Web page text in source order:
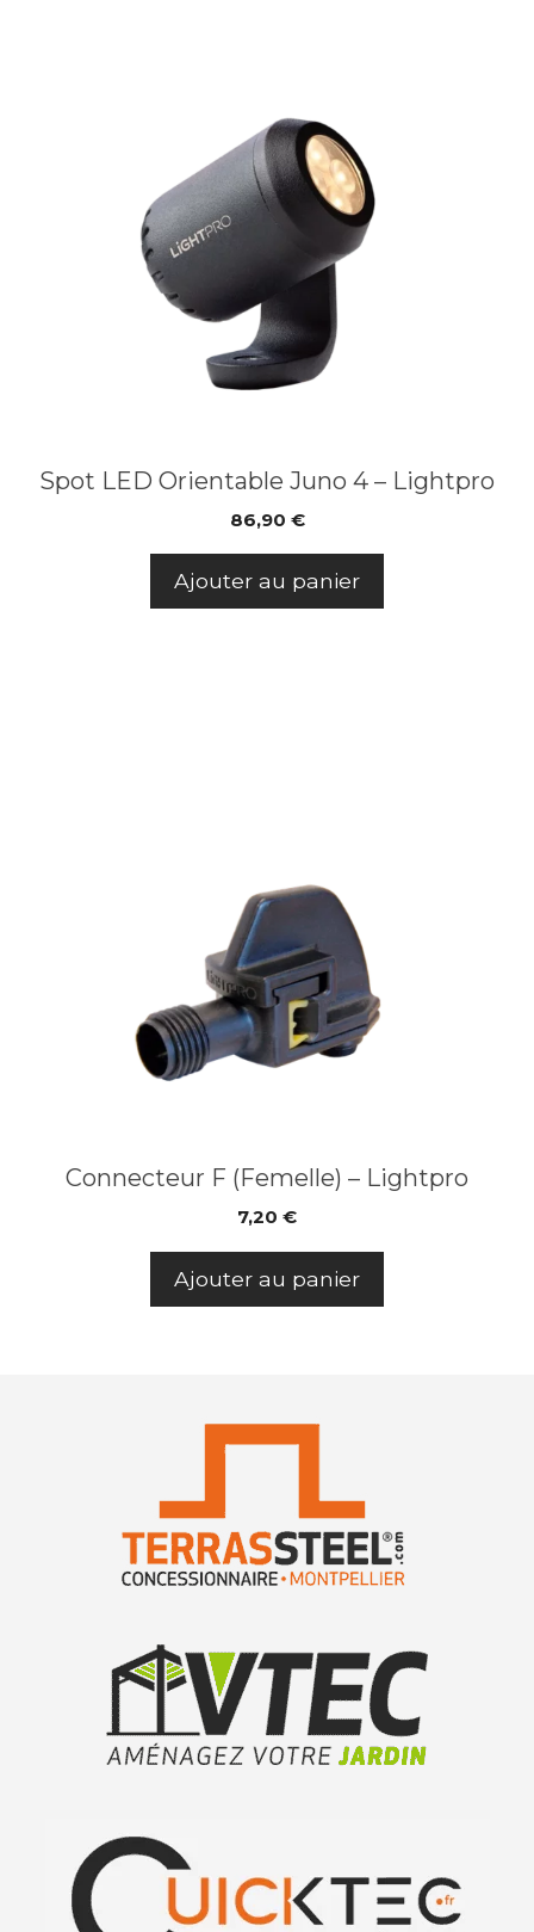
Spot LED Orientable Juno 4 – Lightpro
86,90 €
Ajouter au panier
Connecteur F (Femelle) – Lightpro
7,20 €
Ajouter au panier